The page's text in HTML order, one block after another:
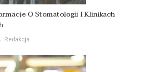
O Stomatologii I Klinikach
Redakcja